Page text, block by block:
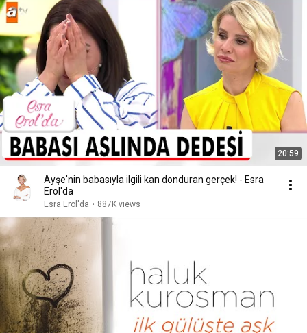
20:59
Ayşe'nin babasıyla ilgili kan donduran gerçek! - Esra
Erol'da
Esra Erol'da • 887K views